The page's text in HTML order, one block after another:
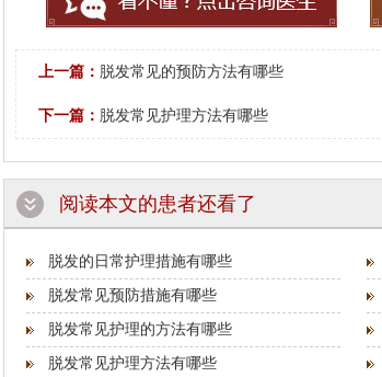
上一篇： 脱发常见的预防方法有哪些
下一篇： 脱发常见护理方法有哪些
阅读本文的患者还看了
脱发的日常护理措施有哪些
脱发常见预防措施有哪些
脱发常见护理的方法有哪些
脱发常见护理方法有哪些